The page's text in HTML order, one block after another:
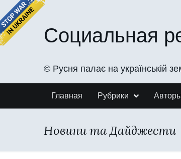
Социальная
©️ Русня палає на українській
Главная Рубрики
Новини та Дайджести